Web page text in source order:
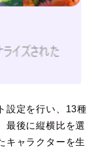
設定を行い、13種
最後に縦横比を選
キャラクターを生